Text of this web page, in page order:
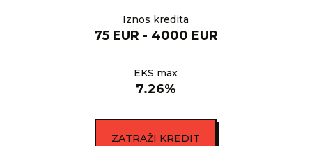
Iznos kredita
75 EUR - 4000 EUR
EKS max
7.26%
ZATRAŽI KREDIT